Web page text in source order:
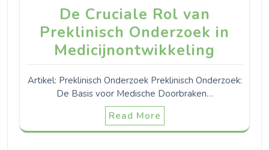
De Cruciale Rol van
Preklinisch Onderzoek in
Medicijnontwikkeling
Artikel: Preklinisch Onderzoek Preklinisch Onderzoek:
De Basis voor Medische Doorbraken…
Read More